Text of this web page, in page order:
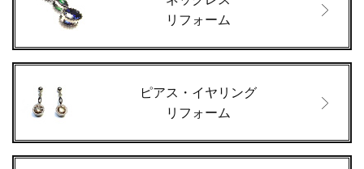
リフォーム
ピアス・イヤリング
リフォーム